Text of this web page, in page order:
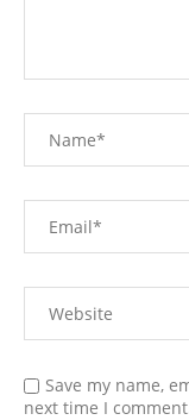
Save my name,
next time I